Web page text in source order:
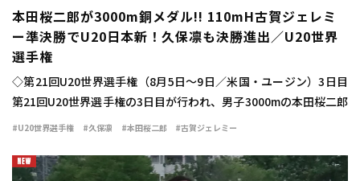
本田桜二郎が3000m銅メダル!! 110mH古賀ジェレミ
ー準決勝でU20日本新！久保凛も決勝進出／U20世界
選手権
◇第21回U20世界選手権（8月5日～9日／米国・ユージン）3日目
第21回U20世界選手権の3日目が行われ、男子3000mの本田桜二郎
（早大）が7分48秒49で銅メダルを獲得した。 同種目には本田と
#U20世界選手権 #久保凛 #本田桜二郎 #古賀ジェレミー